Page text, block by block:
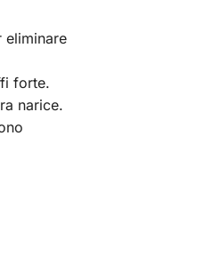
eliminare
forte.
narice.